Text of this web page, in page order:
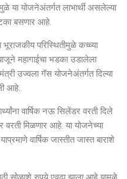
या योजनेअंतर्गत लाभार्थी असलेल्या
बसणार आहे.
परिस्थितीमुळे कच्च्या
महागाईचा भडका उडालेला
उज्वला गॅस योजनेअंतर्गत दिल्या
आहे.
वार्षिक नऊ सिलेंडर वरती दिले
मिळणार आहे. या योजनेच्या
वार्षिक जास्तीत जास्त बाराशे